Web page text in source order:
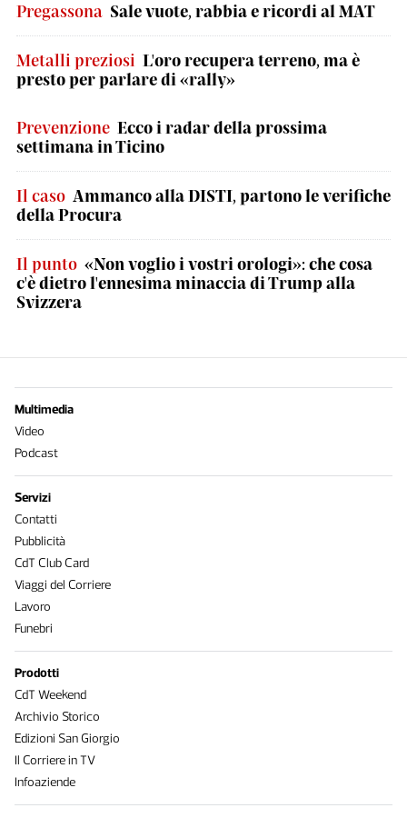
Pregassona Sale vuote, rabbia e ricordi al MAT
Metalli preziosi L'oro recupera terreno, ma è
presto per parlare di «rally»
Prevenzione Ecco i radar della prossima
settimana in Ticino
Il caso Ammanco alla DISTI, partono le verifiche
della Procura
Il punto «Non voglio i vostri orologi»: che cosa
c'è dietro l'ennesima minaccia di Trump alla
Svizzera
Multimedia
Video
Podcast
Servizi
Contatti
Pubblicità
CdT Club Card
Viaggi del Corriere
Lavoro
Funebri
Prodotti
CdT Weekend
Archivio Storico
Edizioni San Giorgio
Il Corriere in TV
Infoaziende